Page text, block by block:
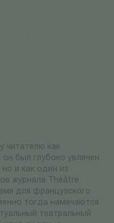
читателю как
был глубоко увлечен
но и как один из
журнала Théâtre
для французского
тогда намечаются
театральный